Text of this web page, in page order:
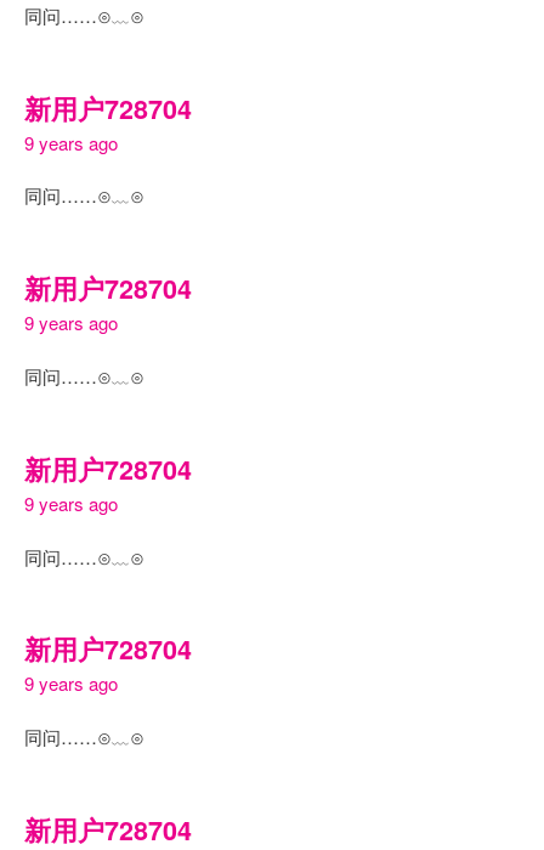
同问……⊙﹏⊙
新用户728704
9 years ago
同问……⊙﹏⊙
新用户728704
9 years ago
同问……⊙﹏⊙
新用户728704
9 years ago
同问……⊙﹏⊙
新用户728704
9 years ago
同问……⊙﹏⊙
新用户728704